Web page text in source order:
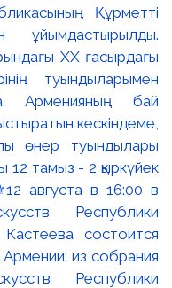
Құрметті
ұйымдастырылды.
ХХ ғасырдағы
туындыларымен
Арменияның бай
кескіндеме,
өнер туындылары
12 тамыз - 2 қыркүйек
августа в 16:00 в
Республики
состоится
из собрания
Республики